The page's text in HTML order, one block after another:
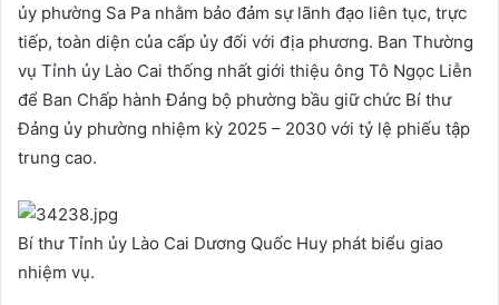
ủy phường Sa Pa nhằm bảo đảm sự lãnh đạo liên tục, trực
tiếp, toàn diện của cấp ủy đối với địa phương. Ban Thường
vụ Tỉnh ủy Lào Cai thống nhất giới thiệu ông Tô Ngọc Liễn
để Ban Chấp hành Đảng bộ phường bầu giữ chức Bí thư
Đảng ủy phường nhiệm kỳ 2025 – 2030 với tỷ lệ phiếu tập
trung cao.
Bí thư Tỉnh ủy Lào Cai Dương Quốc Huy phát biểu giao
nhiệm vụ.